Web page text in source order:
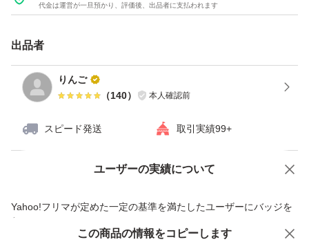
代金は運営が一旦預かり、評価後、出品者に支払われます
出品者
りんご
（140） 本人確認前
スピード発送 取引実績99+
ユーザーの実績について
Yahoo!フリマが定めた一定の基準を満たしたユーザーにバッジを
付与しています
価格の相談 商品への質問
この商品の情報をコピーします
この商品をみている人にオススメ